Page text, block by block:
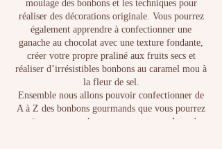
moulage des bonbons et les techniques pour
réaliser des décorations originale. Vous pourrez
également apprendre à confectionner une
ganache au chocolat avec une texture fondante,
créer votre propre praliné aux fruits secs et
réaliser d’irrésistibles bonbons au caramel mou à
la fleur de sel.
Ensemble nous allons pouvoir confectionner de
A à Z des bonbons gourmands que vous pourrez
ensuite rapporter chez vous et partager. Attendez-